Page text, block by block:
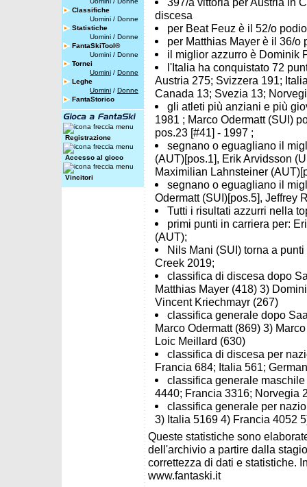
Classifiche
Uomini / Donne
Statistiche
Uomini / Donne
FantaSkiTool®
Uomini / Donne
Tornei
Uomini / Donne
Leghe
Uomini / Donne
FantaStorico
Registrazione
Accesso al gioco
Vincitori
discesa
per Beat Feuz è il 52/o
per Matthias Mayer è il 36/
il miglior azzurro è Dominik
l'Italia ha conquistato 72
Austria 275; Svizzera 191;
Canada 13; Svezia 13;
gli atleti più anziani e più
1981 ; Marco Odermatt (SUI)
pos.23 [#41] - 1997 ;
segnano o eguagliano il
(AUT)[pos.1], Erik Arvidsson
Maximilian Lahnsteiner
segnano o eguagliano il
Odermatt (SUI)[pos.5], Jeffrey
Tutti i risultati azzurri nella
primi punti in carriera per:
(AUT);
Nils Mani (SUI) torna a
Creek 2019;
classifica di discesa dopo
Matthias Mayer (418) 3)
Vincent Kriechmayr (267)
classifica generale dopo
Marco Odermatt (869) 3)
Loic Meillard (630)
classifica di discesa per
Francia 684; Italia 561;
classifica generale
4440; Francia 3316; Norvegia
classifica generale per
3) Italia 5169 4) Francia 4052
Queste statistiche sono
dell'archivio a partire dalla
correttezza di dati e statistiche.
www.fantaski.it